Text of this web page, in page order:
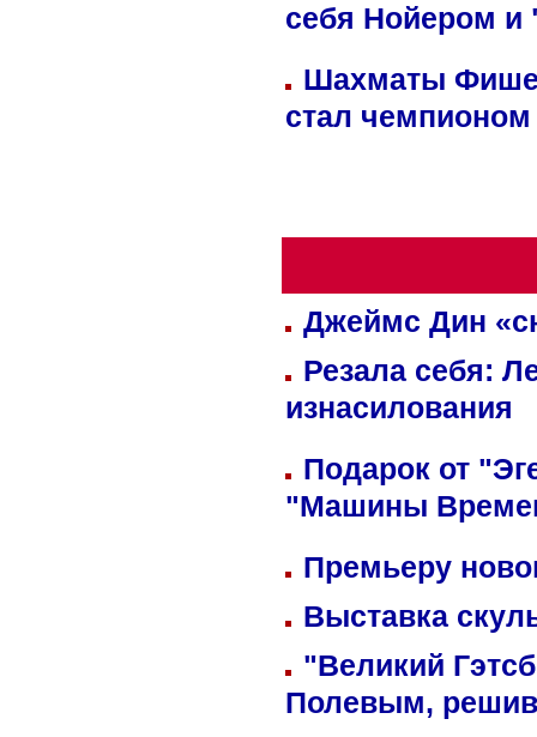
себя Нойером и
Шахматы
стал
Джеймс Дин
Резала себя:
изнасилования
Подарок от
"Машины
Премьеру
Выставка
"Великий
Полевым,